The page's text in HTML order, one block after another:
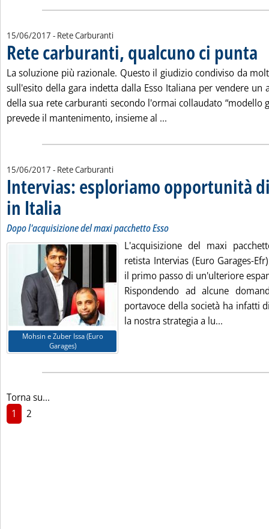
15/06/2017 - Rete Carburanti
Rete carburanti, qualcuno ci punta
La soluzione più razionale. Questo il giudizio condiviso da
sull'esito della gara indetta dalla Esso Italiana per vendere un
della sua rete carburanti secondo l'ormai collaudato “modello
prevede il mantenimento, insieme al ...
15/06/2017 - Rete Carburanti
Intervias: esploriamo opportunità
in Italia . Sottotitolo: Dopo l'acquisizione del maxi pacchetto Esso
. Pubblicata giovedì 15 giugno 2017 alle 9.42.
Dopo l'acquisizione del maxi pacchetto Esso
Mohsin e Zuber Issa (Euro
Garages)
L'acquisizione del maxi
retista Intervias (Euro Garages-
il primo passo di un'ulteriore
Rispondendo ad alcune
portavoce della società ha infatti
la nostra strategia a lu...
Torna su...
1
2